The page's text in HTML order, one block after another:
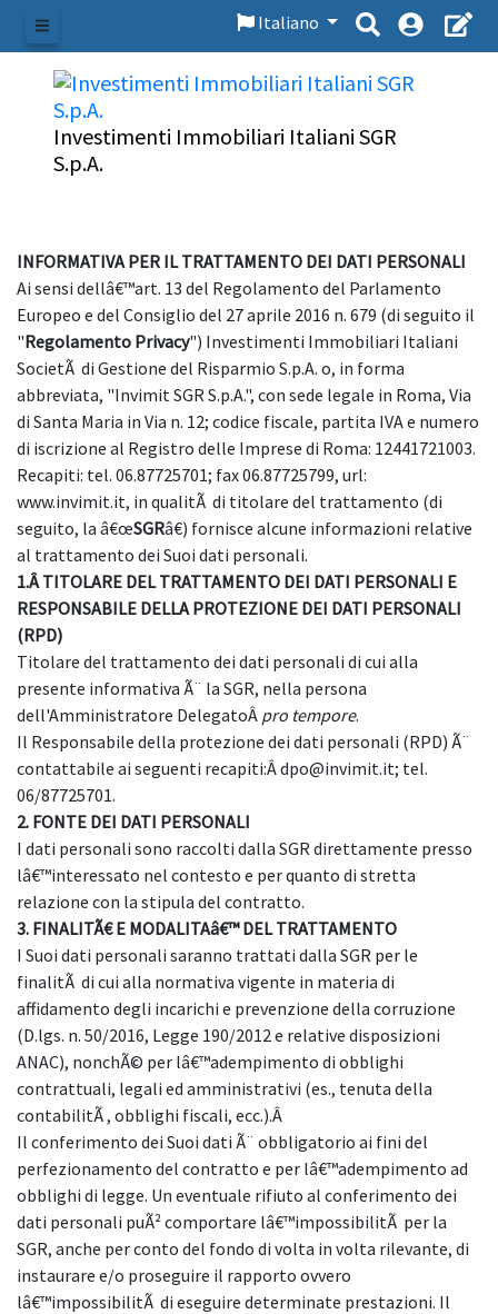
Menu
Italiano
Investimenti Immobiliari Italiani SGR
S.p.A.
INFORMATIVA PER IL TRATTAMENTO DEI DATI PERSONALI
Ai sensi dellâ€™art. 13 del Regolamento del Parlamento
Europeo e del Consiglio del 27 aprile 2016 n. 679 (di seguito il
"Regolamento Privacy") Investimenti Immobiliari Italiani
SocietÃ di Gestione del Risparmio S.p.A. o, in forma
abbreviata, "Invimit SGR S.p.A.", con sede legale in Roma, Via
di Santa Maria in Via n. 12; codice fiscale, partita IVA e numero
di iscrizione al Registro delle Imprese di Roma: 12441721003.
Recapiti: tel. 06.87725701; fax 06.87725799, url:
www.invimit.it, in qualitÃ di titolare del trattamento (di
seguito, la â€œSGRâ€) fornisce alcune informazioni relative
al trattamento dei Suoi dati personali.
1.ÂTITOLARE DEL TRATTAMENTO DEI DATI PERSONALI E
RESPONSABILE DELLA PROTEZIONE DEI DATI PERSONALI
(RPD)
Titolare del trattamento dei dati personali di cui alla
presente informativa Ã¨ la SGR, nella persona
dell'Amministratore DelegatoÂ pro tempore.
Il Responsabile della protezione dei dati personali (RPD) Ã¨
contattabile ai seguenti recapiti:Â dpo@invimit.it; tel.
06/87725701.
2. FONTE DEI DATI PERSONALI
I dati personali sono raccolti dalla SGR direttamente presso
lâ€™interessato nel contesto e per quanto di stretta
relazione con la stipula del contratto.
3. FINALITÃ€ E MODALITAâ€™ DEL TRATTAMENTO
I Suoi dati personali saranno trattati dalla SGR per le
finalitÃ di cui alla normativa vigente in materia di
affidamento degli incarichi e prevenzione della corruzione
(D.lgs. n. 50/2016, Legge 190/2012 e relative disposizioni
ANAC), nonchÃ© per lâ€™adempimento di obblighi
contrattuali, legali ed amministrativi (es., tenuta della
contabilitÃ , obblighi fiscali, ecc.).Â
Il conferimento dei Suoi dati Ã¨ obbligatorio ai fini del
perfezionamento del contratto e per lâ€™adempimento ad
obblighi di legge. Un eventuale rifiuto al conferimento dei
dati personali puÃ² comportare lâ€™impossibilitÃ per la
SGR, anche per conto del fondo di volta in volta rilevante, di
instaurare e/o proseguire il rapporto ovvero
lâ€™impossibilitÃ di eseguire determinate prestazioni. Il